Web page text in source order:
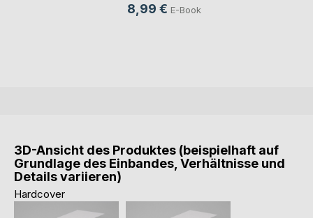
8,99 € E-Book
3D-Ansicht des Produktes (beispielhaft auf
Grundlage des Einbandes, Verhältnisse und
Details variieren)
Hardcover